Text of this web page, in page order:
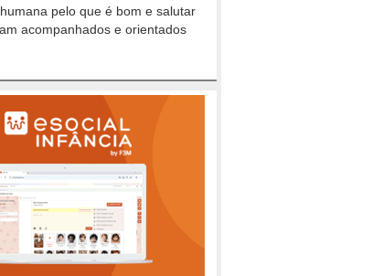
pelo que é bom e salutar
acompanhados e orientados